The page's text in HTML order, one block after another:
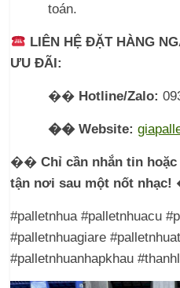
toán.
LIÊN HỆ ĐẶT HÀNG
ƯU ĐÃI:
�� Hotline/Zalo:
�� Website:
�� Chỉ cần nhắn tin
tận nơi sau một nốt nhạc!
#palletnhua #palletnhuacu
#palletnhuagiare
#palletnhuanhapkhau